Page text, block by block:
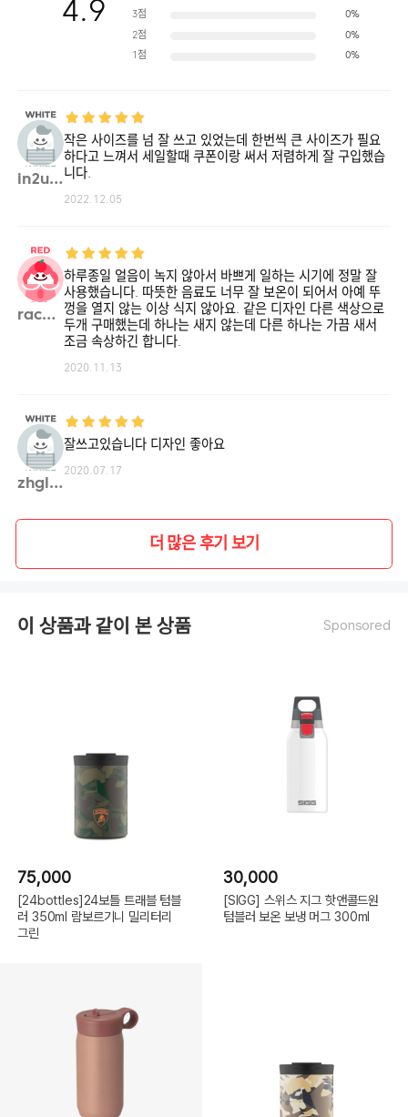
4.9 3점 0%
2점 0%
1점 0%
in2u**
작은 사이즈를 넘 잘 쓰고 있었는데 한번씩 큰 사이즈가 필요
하다고 느껴서 세일할때 쿠폰이랑 써서 저렴하게 잘 구입했습
니다.
2022.12.05
rache**
하루종일 얼음이 녹지 않아서 바쁘게 일하는 시기에 정말 잘
사용했습니다. 따뜻한 음료도 너무 잘 보온이 되어서 아예 뚜
껑을 열지 않는 이상 식지 않아요. 같은 디자인 다른 색상으로
두개 구매했는데 하나는 새지 않는데 다른 하나는 가끔 새서
조금 속상하긴 합니다.
2020.11.13
zhgls**
잘쓰고있습니다 디자인 좋아요
2020.07.17
더 많은 후기 보기
이 상품과 같이 본 상품 Sponsored
75,000
[24bottles]24보틀 트래블 텀블
러 350ml 람보르기니 밀리터리
그린
30,000
[SIGG] 스위스 지그 핫앤콜드원
텀블러 보온 보냉 머그 300ml